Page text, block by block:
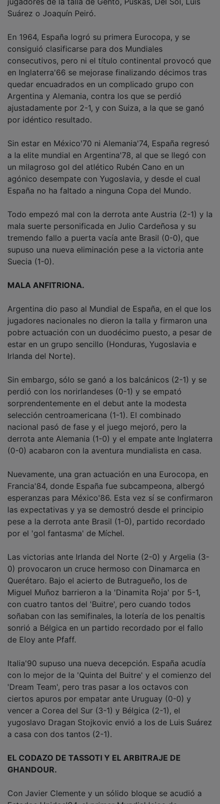
Suárez o Joaquín Peiró.
consiguió clasificarse para dos Mundiales
consecutivos, pero ni el título continental provocó que
en Inglaterra'66 se mejorase finalizando décimos tras
quedar encuadrados en un complicado grupo con
Argentina y Alemania, contra los que se perdió
ajustadamente por 2-1, y con Suiza, a la que se ganó
por idéntico resultado.
a la elite mundial en Argentina'78, al que se llegó con
un milagroso gol del atlético Rubén Cano en un
agónico desempate con Yugoslavia, y desde el cual
España no ha faltado a ninguna Copa del Mundo.
mala suerte personificada en Julio Cardeñosa y su
tremendo fallo a puerta vacía ante Brasil (0-0), que
supuso una nueva eliminación pese a la victoria ante
Suecia (1-0).
jugadores nacionales no dieron la talla y firmaron una
pobre actuación con un duodécimo puesto, a pesar de
estar en un grupo sencillo (Honduras, Yugoslavia e
Irlanda del Norte).
perdió con los norirlandeses (0-1) y se empató
sorprendentemente en el debut ante la modesta
selección centroamericana (1-1). El combinado
nacional pasó de fase y el juego mejoró, pero la
derrota ante Alemania (1-0) y el empate ante Inglaterra
(0-0) acabaron con la aventura mundialista en casa.
Francia'84, donde España fue subcampeona, albergó
esperanzas para México'86. Esta vez sí se confirmaron
las expectativas y ya se demostró desde el principio
pese a la derrota ante Brasil (1-0), partido recordado
por el 'gol fantasma' de Míchel.
0) provocaron un cruce hermoso con Dinamarca en
Querétaro. Bajo el acierto de Butragueño, los de
Miguel Muñoz barrieron a la 'Dinamita Roja' por 5-1,
con cuatro tantos del 'Buitre', pero cuando todos
soñaban con las semifinales, la lotería de los penaltis
sonrió a Bélgica en un partido recordado por el fallo
de Eloy ante Pfaff.
con lo mejor de la 'Quinta del Buitre' y el comienzo del
'Dream Team', pero tras pasar a los octavos con
ciertos apuros por empatar ante Uruguay (0-0) y
vencer a Corea del Sur (3-1) y Bélgica (2-1), el
yugoslavo Dragan Stojkovic envió a los de Luis Suárez
a casa con dos tantos (2-1).
GHANDOUR.
Estados Unidos'94, el primer Mundial lejos de